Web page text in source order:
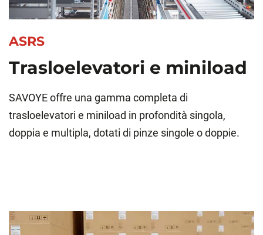
ASRS
Trasloelevatori e miniload
SAVOYE offre una gamma completa di
trasloelevatori e miniload in profondità singola,
doppia e multipla, dotati di pinze singole o doppie.